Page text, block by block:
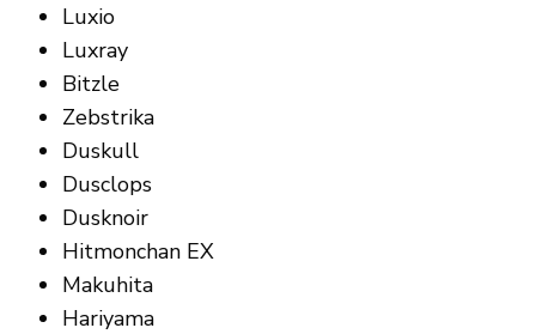
Luxio
Luxray
Bitzle
Zebstrika
Duskull
Dusclops
Dusknoir
Hitmonchan EX
Makuhita
Hariyama